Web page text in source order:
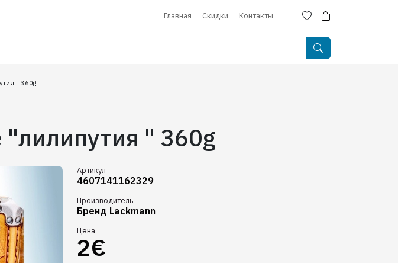
Главная Скидки Контакты
" 360g
"лилипутия " 360g
Артикул
4607141162329
Производитель
Бренд Lackmann
Цена
2€